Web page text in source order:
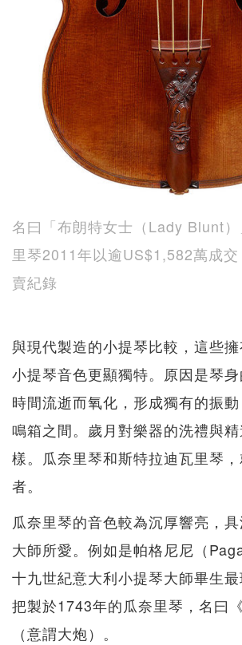
名曰「布朗特女士（Lady Blunt
里琴2011年以逾US$1,582萬成
賣紀錄
與現代製造的小提琴比較，這些
小提琴音色更顯獨特。原因是琴
時間流逝而氧化，形成獨有的振
鳴箱之間。歲月對樂器的洗禮與
樣。瓜奈里琴和斯特拉迪瓦里琴
者。
瓜奈里琴的音色較為沉厚響亮，
大師所愛。例如是帕格尼尼（
十九世紀意大利小提琴大師畢生
把製於1743年的瓜奈里琴，名曰
（意謂大炮）。